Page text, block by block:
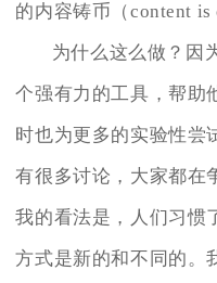
的内容铸币（content is
为什么这么做？因
个强有力的工具，帮助
时也为更多的实验性尝
有很多讨论，大家都在
我的看法是，人们习惯
方式是新的和不同的。